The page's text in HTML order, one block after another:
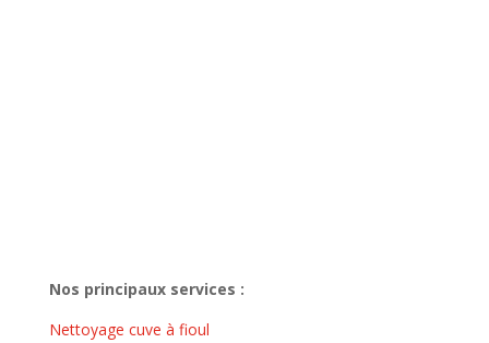
Nos principaux services :
Nettoyage cuve à fioul